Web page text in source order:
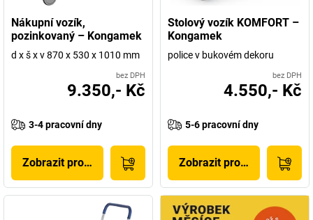
Nákupní vozík,
pozinkovaný – Kongamek
d x š x v 870 x 530 x 1010 mm
bez DPH
9.350,- Kč
3-4 pracovní dny
Zobrazit produkt
Stolový vozík KOMFORT –
Kongamek
police v bukovém dekoru
bez DPH
4.550,- Kč
5-6 pracovní dny
Zobrazit produkt